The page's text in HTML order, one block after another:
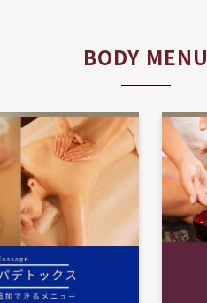
BODY MENU